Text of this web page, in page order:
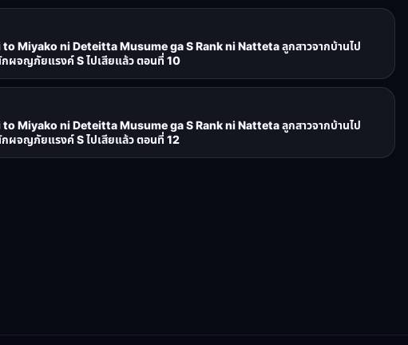
Miyako ni Deteitta Musume ga S Rank ni Natteta ลูกสาวจากบ้านไป
ผจญภัยแรงค์ S ไปเสียแล้ว ตอนที่ 10
Miyako ni Deteitta Musume ga S Rank ni Natteta ลูกสาวจากบ้านไป
ผจญภัยแรงค์ S ไปเสียแล้ว ตอนที่ 12